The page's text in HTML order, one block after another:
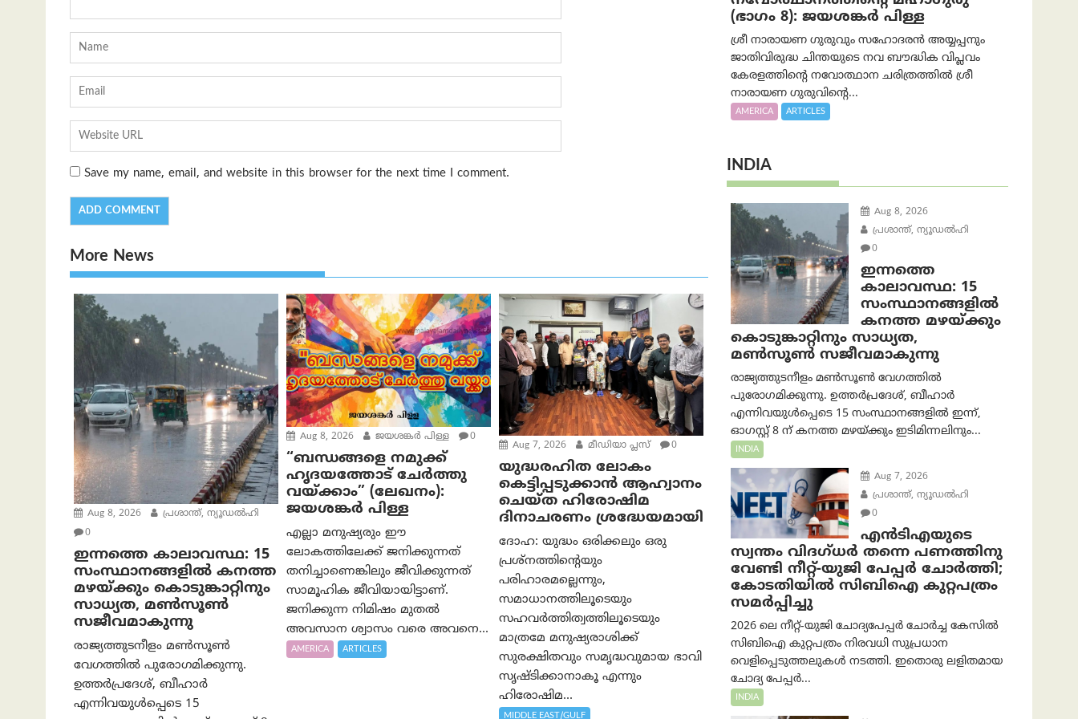
Save my name, email, and website in this browser for the next time I comment.
More News
Aug 8, 2026
പ്രശാന്ത്, ന്യൂഡല്‍ഹി
0
ഇന്നത്തെ കാലാവസ്ഥ: 15
സംസ്ഥാനങ്ങളിൽ കനത്ത
മഴയ്ക്കും കൊടുങ്കാറ്റിനും
സാധ്യത, മൺസൂൺ
സജീവമാകുന്നു
രാജ്യത്തുടനീളം മൺസൂൺ
വേഗത്തിൽ പുരോഗമിക്കുന്നു.
ഉത്തർപ്രദേശ്, ബീഹാർ
എന്നിവയുൾപ്പെടെ 15
Aug 8, 2026 ജയശങ്കര്‍ പിള്ള 0
“ബന്ധങ്ങളെ നമുക്ക്
ഹൃദയത്തോട് ചേർത്തു
വയ്ക്കാം” (ലേഖനം):
ജയശങ്കര്‍ പിള്ള
എല്ലാ മനുഷ്യരും ഈ
ലോകത്തിലേക്ക് ജനിക്കുന്നത്
തനിച്ചാണെങ്കിലും ജീവിക്കുന്നത്
സാമൂഹിക ജീവിയായിട്ടാണ്.
ജനിക്കുന്ന നിമിഷം മുതൽ
അവസാന ശ്വാസം വരെ അവനെ...
AMERICA ARTICLES
Aug 7, 2026 മീഡിയാ പ്ലസ് 0
യുദ്ധരഹിത ലോകം
കെട്ടിപ്പടുക്കാന്‍ ആഹ്വാനം
ചെയ്ത ഹിരോഷിമ
ദിനാചരണം ശ്രദ്ധേയമായി
ദോഹ: യുദ്ധം ഒരിക്കലും ഒരു
പ്രശ്‌നത്തിന്റെയും
പരിഹാരമല്ലെന്നും,
സമാധാനത്തിലൂടെയും
സഹവര്‍ത്തിത്വത്തിലൂടെയും
മാത്രമേ മനുഷ്യരാശിക്ക്
സുരക്ഷിതവും സമൃദ്ധവുമായ ഭാവി
സൃഷ്ടിക്കാനാകൂ എന്നും
ഹിരോഷിമ...
MIDDLE EAST/GULF
(ഭാഗം 8): ജയശങ്കര്‍ പിള്ള
ശ്രീ നാരായണ ഗുരുവും സഹോദരൻ അയ്യപ്പനും
ജാതിവിരുദ്ധ ചിന്തയുടെ നവ ബൗദ്ധിക വിപ്ലവം
കേരളത്തിന്റെ നവോത്ഥാന ചരിത്രത്തിൽ ശ്രീ
നാരായണ ഗുരുവിന്റെ...
AMERICA ARTICLES
INDIA
Aug 8, 2026
പ്രശാന്ത്, ന്യൂഡല്‍ഹി
0
ഇന്നത്തെ
കാലാവസ്ഥ: 15
സംസ്ഥാനങ്ങളിൽ
കനത്ത മഴയ്ക്കും
കൊടുങ്കാറ്റിനും സാധ്യത,
മൺസൂൺ സജീവമാകുന്നു
രാജ്യത്തുടനീളം മൺസൂൺ വേഗത്തിൽ
പുരോഗമിക്കുന്നു. ഉത്തർപ്രദേശ്, ബീഹാർ
എന്നിവയുൾപ്പെടെ 15 സംസ്ഥാനങ്ങളിൽ ഇന്ന്,
ഓഗസ്റ്റ് 8 ന് കനത്ത മഴയ്ക്കും ഇടിമിന്നലിനും...
INDIA
Aug 7, 2026
പ്രശാന്ത്, ന്യൂഡല്‍ഹി
0
എൻ‌ടി‌എയുടെ
സ്വന്തം വിദഗ്ധർ തന്നെ പണത്തിനു
വേണ്ടി നീറ്റ്-യു‌ജി പേപ്പർ ചോർത്തി;
കോടതിയില്‍ സിബിഐ കുറ്റപത്രം
സമര്‍പ്പിച്ചു
2026 ലെ നീറ്റ്-യുജി ചോദ്യപേപ്പർ ചോർച്ച കേസിൽ
സിബിഐ കുറ്റപത്രം നിരവധി സുപ്രധാന
വെളിപ്പെടുത്തലുകൾ നടത്തി. ഇതൊരു ലളിതമായ
ചോദ്യ പേപ്പർ...
INDIA